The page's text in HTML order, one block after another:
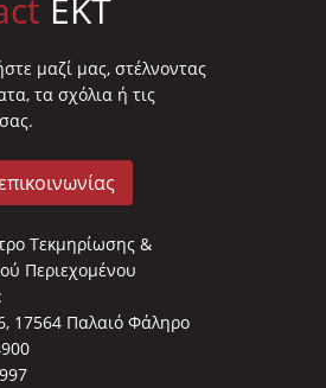
EKT
μαζί μας, στέλνοντας
τα σχόλια ή τις
Τεκμηρίωσης &
Περιεχομένου
17564 Παλαιό Φάληρο